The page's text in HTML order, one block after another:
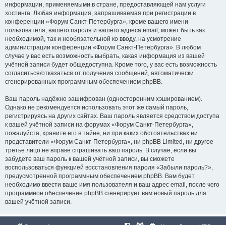
информации, применяемыми в стране, предоставляющей нам услуги
хостинга. Любая информация, запрашиваемая при регистрации в
конференции «Форум Санкт-Петербурга», кроме вашего имени
пользователя, вашего пароля и вашего адреса email, может быть как
необходимой, так и необязательной ко вводу, на усмотрение
администрации конференции «Форум Санкт-Петербурга». В любом
случае у вас есть возможность выбрать, какая информация из вашей
учётной записи будет общедоступна. Кроме того, у вас есть возможность
согласиться/отказаться от получения сообщений, автоматически
сгенерированных программным обеспечением phpBB.
Ваш пароль надёжно зашифрован (односторонним хэшированием).
Однако не рекомендуется использовать этот же самый пароль,
регистрируясь на других сайтах. Ваш пароль является средством доступа
к вашей учётной записи на форумах «Форум Санкт-Петербурга»,
пожалуйста, храните его в тайне, ни при каких обстоятельствах ни
представители «Форум Санкт-Петербурга», ни phpBB Limited, ни другое
третье лицо не вправе спрашивать ваш пароль. В случае, если вы
забудете ваш пароль к вашей учётной записи, вы сможете
воспользоваться функцией восстановления пароля «Забыли пароль?»,
предусмотренной программным обеспечением phpBB. Вам будет
необходимо ввести ваше имя пользователя и ваш адрес email, после чего
программное обеспечение phpBB сгенерирует вам новый пароль для
вашей учётной записи.